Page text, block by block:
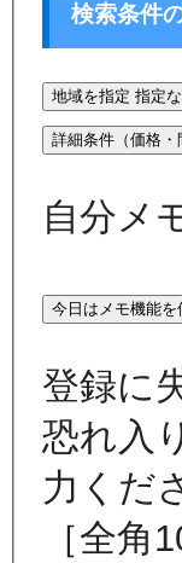
検索条件
地域を指定 指定
詳細条件（価格
自分メ
今日はメモ機能を
登録に
恐れ入
力くだ
［全角